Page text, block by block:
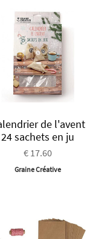
de l'avent
24 sachets en ju
€ 17.60
Graine Créative